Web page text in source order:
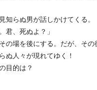
らぬ男が話しかけてくる。
、死ぬよ？」
の場を後にする。だが、その
ぬ人々が現れてゆく！
目的は？